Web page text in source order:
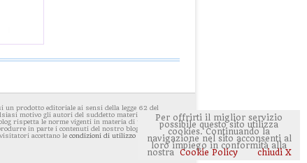
prodotto editoriale ai sensi della legge 62 del
motivo gli autori del suddetto materiale avessero
rispetta le norme vigenti in materia di privacy. E'
in parte i contenuti del nostro blog ponendo
accettano le condizioni di utilizzo del sito
Per offrirti il miglior servizio
possibile questo sito utilizza
cookies. Continuando la
navigazione nel sito acconsenti al
loro impiego in conformità alla
nostra Cookie Policy chiudi X